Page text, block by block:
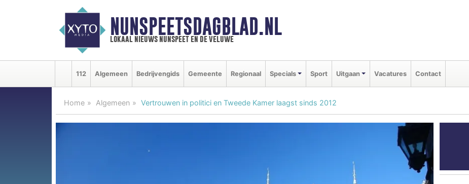
NUNSPEETSDAGBLAD.NL
lokaal nieuws nunspeet en de veluwe
112 Algemeen Bedrijvengids Gemeente Regionaal Specials Sport Uitgaan Vacatures Contact
Home Algemeen Vertrouwen in politici en Tweede Kamer laagst sinds 2012